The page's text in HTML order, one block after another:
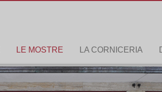
LE MOSTRE LA CORNICERIA